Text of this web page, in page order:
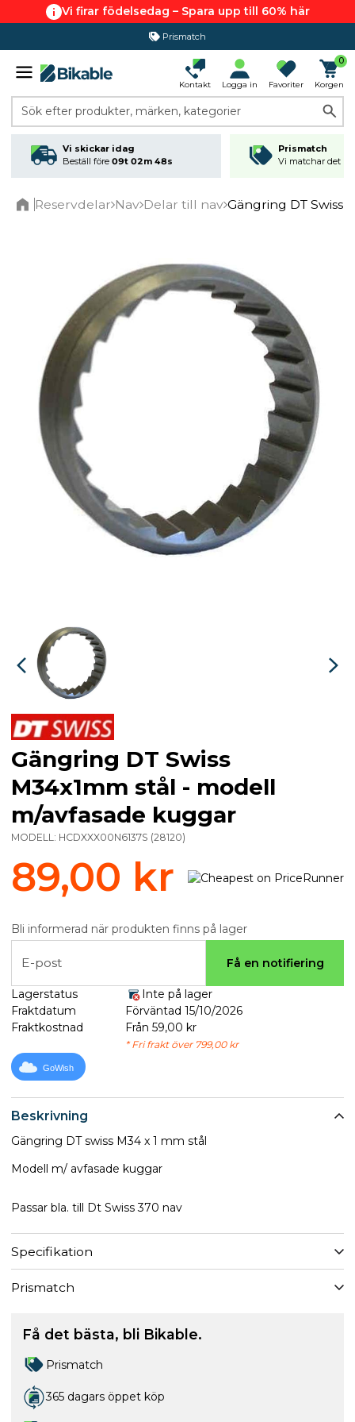
Vi firar födelsedag – Spara upp till 60% här
Prismatch
Kontakt Logga in Favoriter
0
Korgen
Sök efter produkter, märken, kategorier
Vi skickar idag
Beställ före 09t 02m 47s
Prismatch
Vi matchar det
Reservdelar Nav Delar till nav Gängring DT Swiss
Beskrivning
Gängring DT swiss M34 x 1 mm stål
Modell m/ avfasade kuggar
Passar bla. till Dt Swiss 370 nav
Specifikation
Prismatch
Gängring DT Swiss
M34x1mm stål - modell
m/avfasade kuggar
MODELL: HCDXXX00N6137S (28120)
89,00 kr
Bli informerad när produkten finns på lager
E-post Få en notifiering
Lagerstatus
Inte på lager
Fraktdatum
Förväntad 15/10/2026
Fraktkostnad
Från 59,00 kr
* Fri frakt över 799,00 kr
GoWish
Få det bästa, bli Bikable.
Prismatch
365 dagars öppet köp